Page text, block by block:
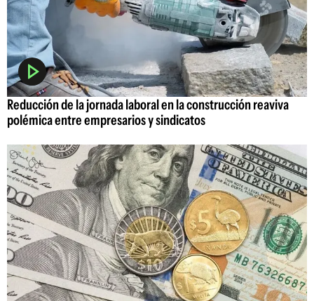
Reducción de la jornada laboral en la construcción reaviva
polémica entre empresarios y sindicatos